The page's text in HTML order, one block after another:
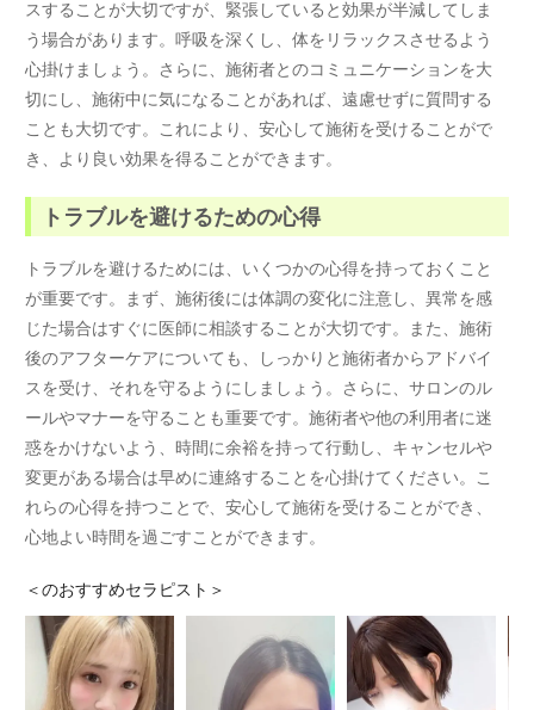
スすることが大切ですが、緊張していると効果が半減してしま
う場合があります。呼吸を深くし、体をリラックスさせるよう
心掛けましょう。さらに、施術者とのコミュニケーションを大
切にし、施術中に気になることがあれば、遠慮せずに質問する
ことも大切です。これにより、安心して施術を受けることがで
き、より良い効果を得ることができます。
トラブルを避けるための心得
トラブルを避けるためには、いくつかの心得を持っておくこと
が重要です。まず、施術後には体調の変化に注意し、異常を感
じた場合はすぐに医師に相談することが大切です。また、施術
後のアフターケアについても、しっかりと施術者からアドバイ
スを受け、それを守るようにしましょう。さらに、サロンのル
ールやマナーを守ることも重要です。施術者や他の利用者に迷
惑をかけないよう、時間に余裕を持って行動し、キャンセルや
変更がある場合は早めに連絡することを心掛けてください。こ
れらの心得を持つことで、安心して施術を受けることができ、
心地よい時間を過ごすことができます。
＜のおすすめセラピスト＞